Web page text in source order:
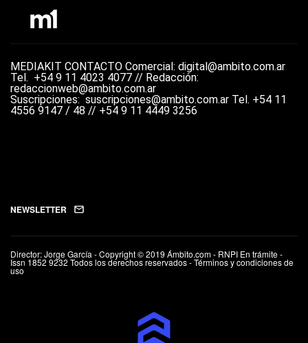
MEDIAKIT CONTACTO Comercial: digital@ambito.com.ar
Tel. +54 9 11 4023 4077 // Redacción:
redaccionweb@ambito.com.ar
Suscripciones: suscripciones@ambito.com.ar Tel. +54 11
4556 9147 / 48 // +54 9 11 4449 3256
NEWSLETTER
Director: Jorge García - Copyright © 2019 Ámbito.com - RNPI En trámite -
Issn 1852 9232 Todos los derechos reservados - Términos y condiciones de
uso